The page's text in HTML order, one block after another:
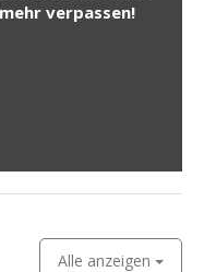
verpassen!
Alle anzeigen